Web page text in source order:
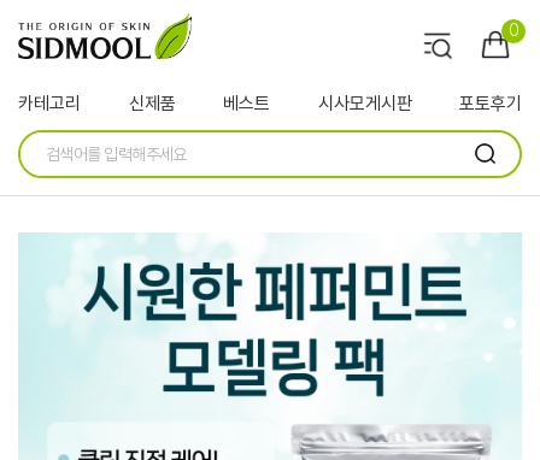
0
카테고리 신제품 베스트 시사모게시판 포토후기